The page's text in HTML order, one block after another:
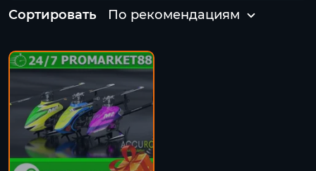
Сортировать По рекомендациям